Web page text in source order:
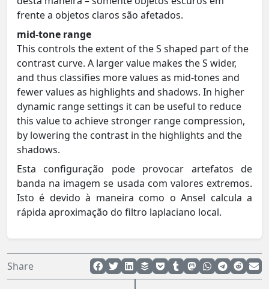
frente a objetos claros são afetados.
mid-tone range
This controls the extent of the S shaped part of the
contrast curve. A larger value makes the S wider,
and thus classifies more values as mid-tones and
fewer values as highlights and shadows. In higher
dynamic range settings it can be useful to reduce
this value to achieve stronger range compression,
by lowering the contrast in the highlights and the
shadows.
Esta configuração pode provocar artefatos de
banda na imagem se usada com valores extremos.
Isto é devido à maneira como o Ansel calcula a
rápida aproximação do filtro laplaciano local.
Share